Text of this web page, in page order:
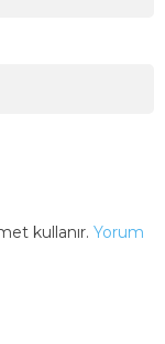
kullanır. Yorum